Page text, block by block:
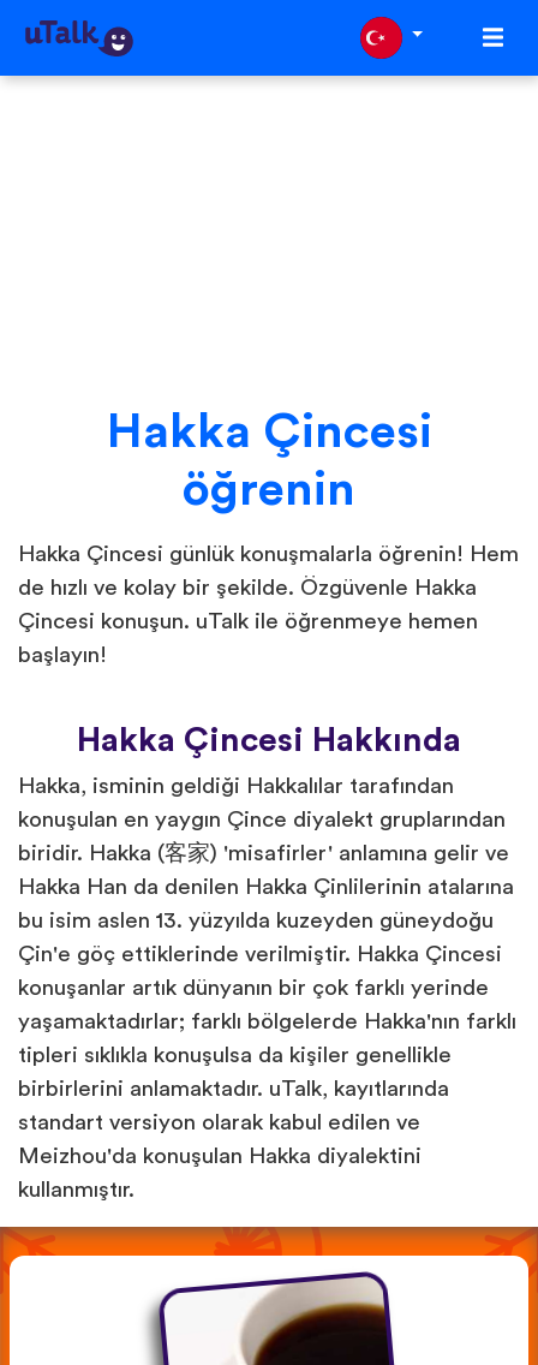
Hakka Çincesi
öğrenin
Hakka Çincesi günlük konuşmalarla öğrenin! Hem
de hızlı ve kolay bir şekilde. Özgüvenle Hakka
Çincesi konuşun. uTalk ile öğrenmeye hemen
başlayın!
Hakka Çincesi Hakkında
Hakka, isminin geldiği Hakkalılar tarafından
konuşulan en yaygın Çince diyalekt gruplarından
biridir. Hakka (客家) 'misafirler' anlamına gelir ve
Hakka Han da denilen Hakka Çinlilerinin atalarına
bu isim aslen 13. yüzyılda kuzeyden güneydoğu
Çin'e göç ettiklerinde verilmiştir. Hakka Çincesi
konuşanlar artık dünyanın bir çok farklı yerinde
yaşamaktadırlar; farklı bölgelerde Hakka'nın farklı
tipleri sıklıkla konuşulsa da kişiler genellikle
birbirlerini anlamaktadır. uTalk, kayıtlarında
standart versiyon olarak kabul edilen ve
Meizhou'da konuşulan Hakka diyalektini
kullanmıştır.